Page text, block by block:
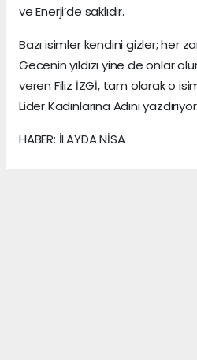
ve Enerji’de saklıdır.
Bazı isimler kendini gizler; her
Gecenin yıldızı yine de onlar
veren Filiz İZGİ, tam olarak o
Lider Kadınlarına Adını yazdırıyor.
HABER: İLAYDA NİSA